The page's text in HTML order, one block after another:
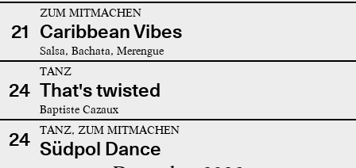
21
ZUM MITMACHEN
Caribbean Vibes
Salsa, Bachata, Merengue
24
TANZ
That's twisted
Baptiste Cazaux
24 TANZ, ZUM MITMACHEN
Südpol Dance